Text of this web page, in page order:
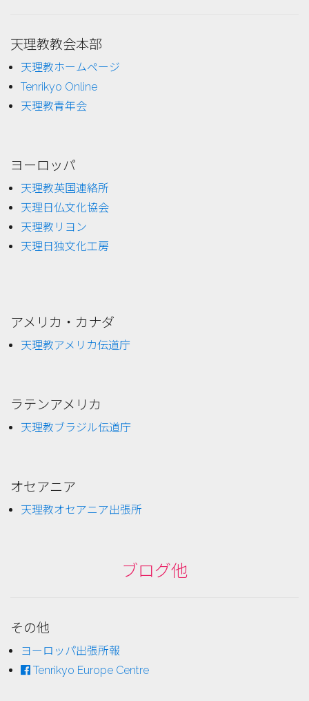
天理教教会本部
天理教ホームページ
Tenrikyo Online
天理教青年会
ヨーロッパ
天理教英国連絡所
天理日仏文化協会
天理教リヨン
天理日独文化工房
アメリカ・カナダ
天理教アメリカ伝道庁
ラテンアメリカ
天理教ブラジル伝道庁
オセアニア
天理教オセアニア出張所
ブログ他
その他
ヨーロッパ出張所報
Tenrikyo Europe Centre